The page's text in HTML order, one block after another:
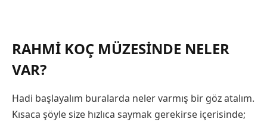
RAHMI KOÇ MÜZESINDE NELER
VAR?
Hadi başlayalım buralarda neler varmış bir göz atalım.
Kısaca şöyle size hızlıca saymak gerekirse içerisinde;